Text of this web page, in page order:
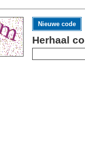
Nieuwe code
Herhaal